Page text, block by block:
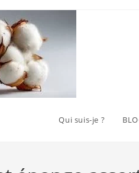
Qui suis-je ?